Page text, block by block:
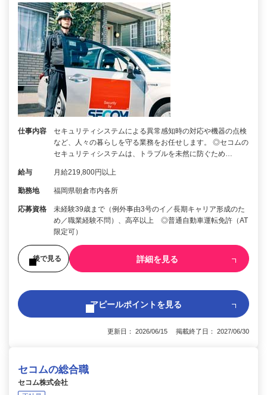
仕事内容
セキュリティシステムによる異常感知時の対応や機器の点検
など、人々の暮らしを守る業務をお任せします。 ◎セコムの
セキュリティシステムは、トラブルを未然に防ぐため…
給与 月給219,800円以上
勤務地 福岡県朝倉市内各所
応募資格
未経験39歳まで（例外事由3号のイ／長期キャリア形成のた
め／職業経験不問）、高卒以上 ◎普通自動車運転免許（AT
限定可）
後で見る 詳細を見る
アピールポイントを見る
更新日： 2026/06/15 掲載終了日： 2027/06/30
セコムの総合職
セコム株式会社